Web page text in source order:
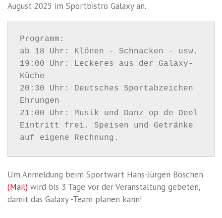
August 2025 im Sportbistro Galaxy an.
Programm:
ab 18 Uhr: Klönen - Schnacken - usw.
19:00 Uhr: Leckeres aus der Galaxy-
Küche
20:30 Uhr: Deutsches Sportabzeichen
Ehrungen
21:00 Uhr: Musik und Danz op de Deel
Eintritt frei. Speisen und Getränke
Um Anmeldung beim Sportwart Hans-Jürgen Böschen
(Mail) wird bis 3 Tage vor der Veranstaltung gebeten,
damit das Galaxy -Team planen kann!